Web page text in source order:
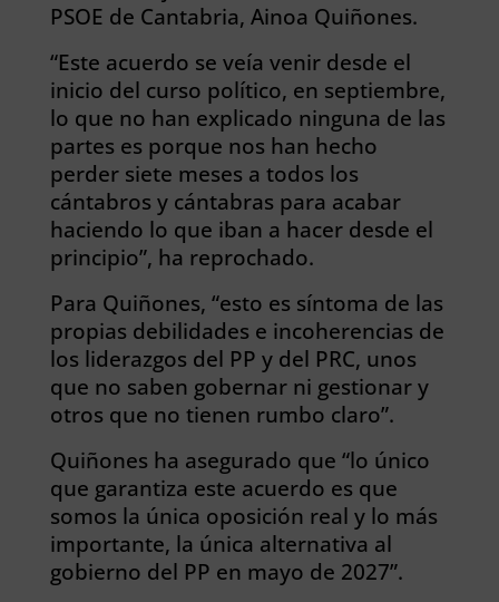
PSOE de Cantabria, Ainoa Quiñones.
“Este acuerdo se veía venir desde el
inicio del curso político, en septiembre,
lo que no han explicado ninguna de las
partes es porque nos han hecho
perder siete meses a todos los
cántabros y cántabras para acabar
haciendo lo que iban a hacer desde el
principio”, ha reprochado.
Para Quiñones, “esto es síntoma de las
propias debilidades e incoherencias de
los liderazgos del PP y del PRC, unos
que no saben gobernar ni gestionar y
otros que no tienen rumbo claro”.
Quiñones ha asegurado que “lo único
que garantiza este acuerdo es que
somos la única oposición real y lo más
importante, la única alternativa al
gobierno del PP en mayo de 2027”.